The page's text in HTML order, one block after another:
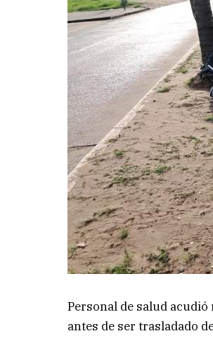
Personal de salud
antes de ser trasladado